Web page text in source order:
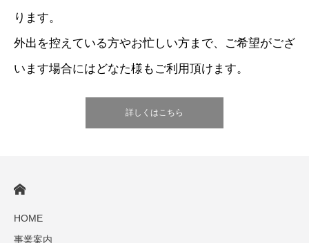
ります。
外出を控えている方やお忙しい方まで、ご希望がござ
います場合にはどなた様もご利用頂けます。
詳しくはこちら
HOME
事業案内